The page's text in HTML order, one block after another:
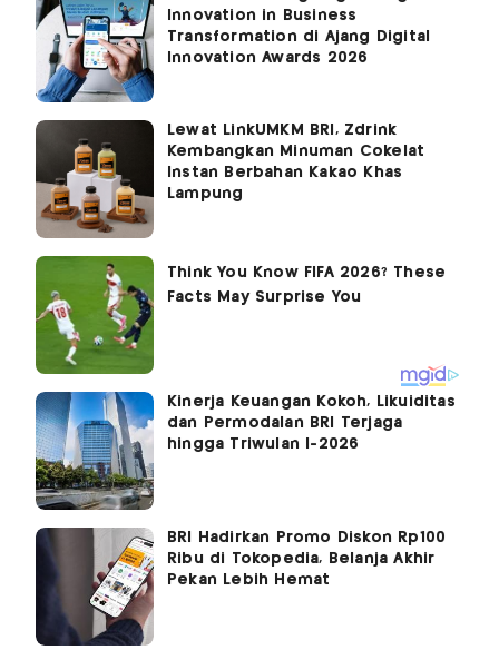
Innovation in Business
Transformation di Ajang Digital
Innovation Awards 2026
Lewat LinkUMKM BRI, Zdrink
Kembangkan Minuman Cokelat
Instan Berbahan Kakao Khas
Lampung
Kinerja Keuangan Kokoh, Likuiditas
dan Permodalan BRI Terjaga
hingga Triwulan I-2026
BRI Hadirkan Promo Diskon Rp100
Ribu di Tokopedia, Belanja Akhir
Pekan Lebih Hemat